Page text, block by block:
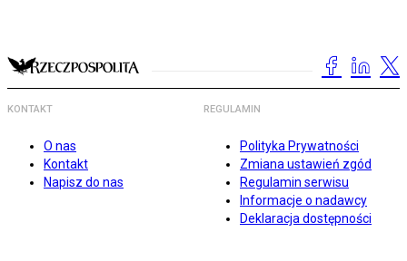
KONTAKT
O nas
Kontakt
Napisz do nas
REGULAMIN
Polityka Prywatności
Zmiana ustawień zgód
Regulamin serwisu
Informacje o nadawcy
Deklaracja dostępności